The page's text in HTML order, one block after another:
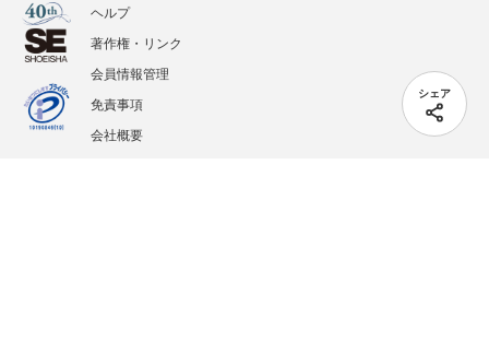
シェア
ヘルプ
著作権・リンク
会員情報管理
免責事項
会社概要